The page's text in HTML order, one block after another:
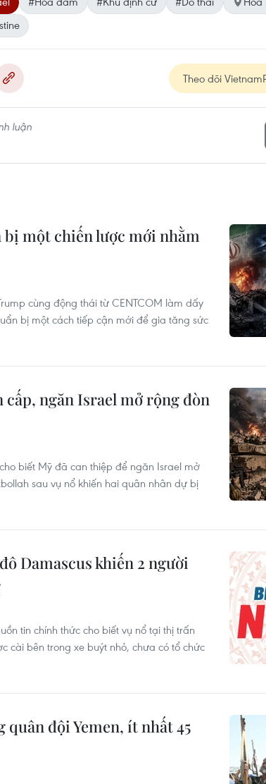
Theo dõi
bị một chiến lược mới nhằm
cùng động thái từ CENTCOM làm dấy
bị một cách tiếp cận mới để gia tăng sức
cấp, ngăn Israel mở rộng đòn
biết Mỹ đã can thiệp để ngăn Israel mở
sau vụ nổ khiến hai quân nhân dự bị
Damascus khiến 2 người
tin chính thức cho biết vụ nổ tại thị trấn
cài bên trong xe buýt nhỏ, chưa có tổ chức
đội Yemen, ít nhất 45